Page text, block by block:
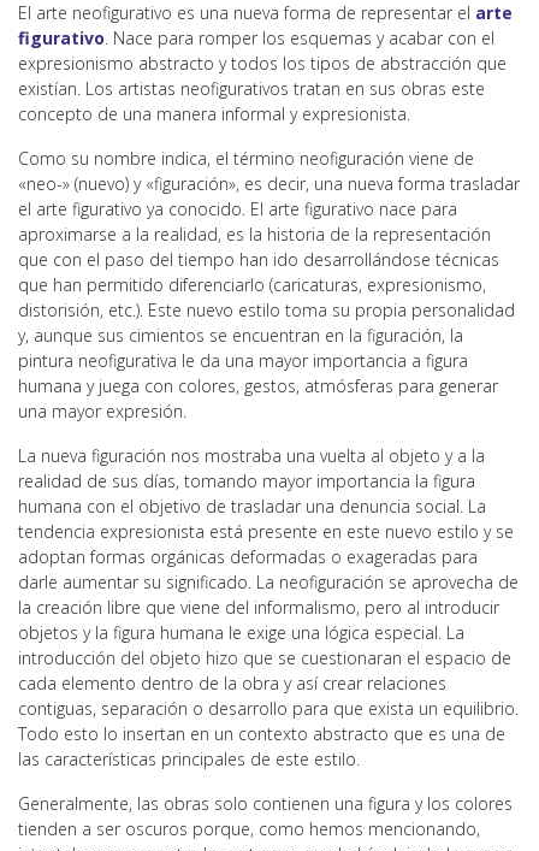
El arte neofigurativo es una nueva forma de representar el arte
figurativo. Nace para romper los esquemas y acabar con el
expresionismo abstracto y todos los tipos de abstracción que
existían. Los artistas neofigurativos tratan en sus obras este
concepto de una manera informal y expresionista.
Como su nombre indica, el término neofiguración viene de
«neo-» (nuevo) y «figuración», es decir, una nueva forma trasladar
el arte figurativo ya conocido. El arte figurativo nace para
aproximarse a la realidad, es la historia de la representación
que con el paso del tiempo han ido desarrollándose técnicas
que han permitido diferenciarlo (caricaturas, expresionismo,
distorisión, etc.). Este nuevo estilo toma su propia personalidad
y, aunque sus cimientos se encuentran en la figuración, la
pintura neofigurativa le da una mayor importancia a figura
humana y juega con colores, gestos, atmósferas para generar
una mayor expresión.
La nueva figuración nos mostraba una vuelta al objeto y a la
realidad de sus días, tomando mayor importancia la figura
humana con el objetivo de trasladar una denuncia social. La
tendencia expresionista está presente en este nuevo estilo y se
adoptan formas orgánicas deformadas o exageradas para
darle aumentar su significado. La neofiguración se aprovecha de
la creación libre que viene del informalismo, pero al introducir
objetos y la figura humana le exige una lógica especial. La
introducción del objeto hizo que se cuestionaran el espacio de
cada elemento dentro de la obra y así crear relaciones
contiguas, separación o desarrollo para que exista un equilibrio.
Todo esto lo insertan en un contexto abstracto que es una de
las características principales de este estilo.
Generalmente, las obras solo contienen una figura y los colores
tienden a ser oscuros porque, como hemos mencionando,